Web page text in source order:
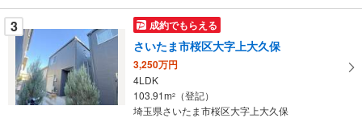
ジ
に
存
す
る
3 成約でもらえる
さいたま市桜区大字上大久保
3,250万円
4LDK
103.91m2
（登記）
埼玉県さいたま市桜区大字上大久保